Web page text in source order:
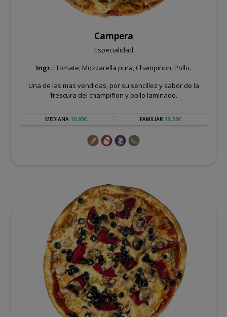
Campera
Especialidad
Ingr.: Tomate, Mozzarella pura, Champiñon, Pollo.
Una de las mas vendidas, por su sencillez y sabor de la
frescura del champiñon y pollo laminado.
MEDIANA 10,95€ FAMILIAR 13,55€